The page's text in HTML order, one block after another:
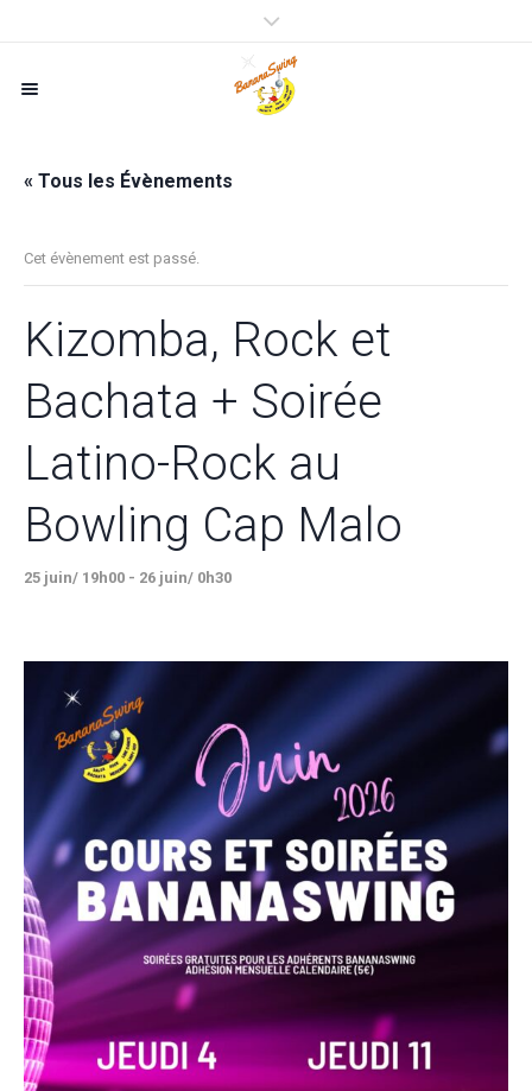
« Tous les Évènements
Cet évènement est passé.
Kizomba, Rock et
Bachata + Soirée
Latino-Rock au
Bowling Cap Malo
25 juin/ 19h00 - 26 juin/ 0h30